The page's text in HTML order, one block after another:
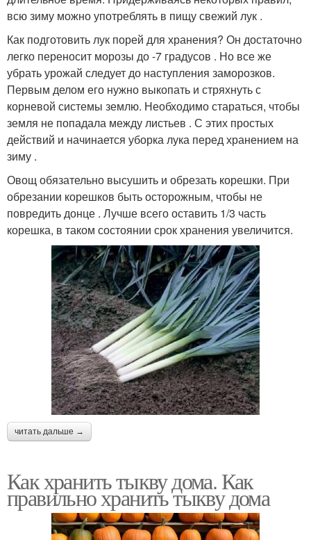
всю зиму можно употреблять в пищу свежий лук .
Как подготовить лук порей для хранения? Он достаточно
легко переносит морозы до -7 градусов . Но все же
убрать урожай следует до наступления заморозков.
Первым делом его нужно выкопать и стряхнуть с
корневой системы землю. Необходимо стараться, чтобы
земля не попадала между листьев . С этих простых
действий и начинается уборка лука перед хранением на
зиму .
Овощ обязательно высушить и обрезать корешки. При
обрезании корешков быть осторожным, чтобы не
повредить донце . Лучше всего оставить 1/3 часть
корешка, в таком состоянии срок хранения увеличится.
читать дальше →
Как хранить тыкву дома. Как
правильно хранить тыкву дома